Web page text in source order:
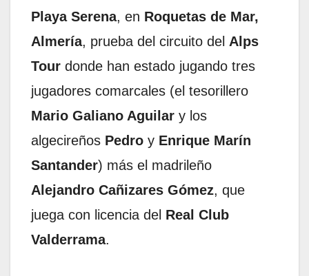
Playa Serena, en Roquetas de Mar,
Almería, prueba del circuito del Alps
Tour donde han estado jugando tres
jugadores comarcales (el tesorillero
Mario Galiano Aguilar y los
algecireños Pedro y Enrique Marín
Santander) más el madrileño
Alejandro Cañizares Gómez, que
juega con licencia del Real Club
Valderrama.